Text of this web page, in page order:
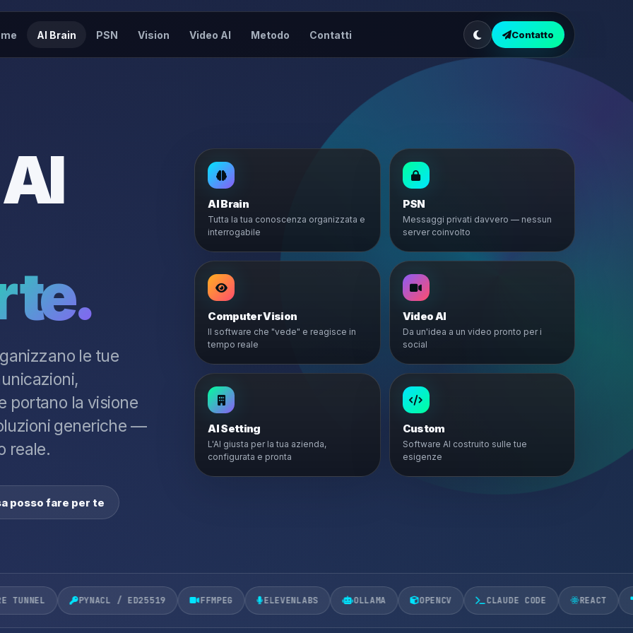
AI Brain PSN Vision Video AI Metodo Contatti Contatto
te.
le tue
portano la visione
generiche —
reale.
posso fare per te
AI Brain
Tutta la tua conoscenza organizzata e
interrogabile
PSN
Messaggi privati davvero — nessun
server coinvolto
Computer Vision
Il software che "vede" e reagisce in
tempo reale
Video AI
Da un'idea a un video pronto per i
social
AI Setting
L'AI giusta per la tua azienda,
configurata e pronta
Custom
Software AI costruito sulle tue
esigenze
PYNACL / ED25519 FFMPEG ELEVENLABS OLLAMA OPENCV CLAUDE CODE REACT MCP